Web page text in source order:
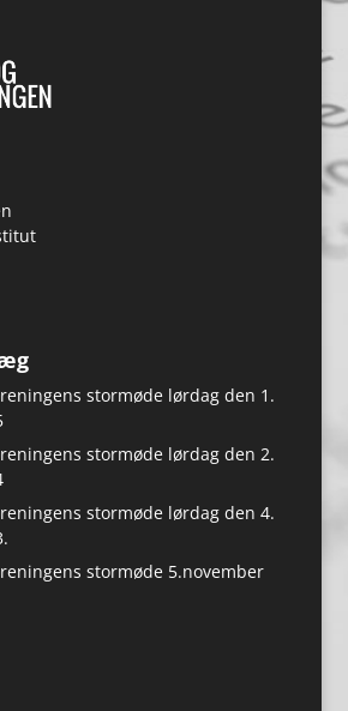
stormøde lørdag den 1.
stormøde lørdag den 2.
stormøde lørdag den 4.
stormøde 5.november